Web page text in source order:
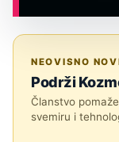
NEOVISNO
Podrži
Članstvo
svemiru i